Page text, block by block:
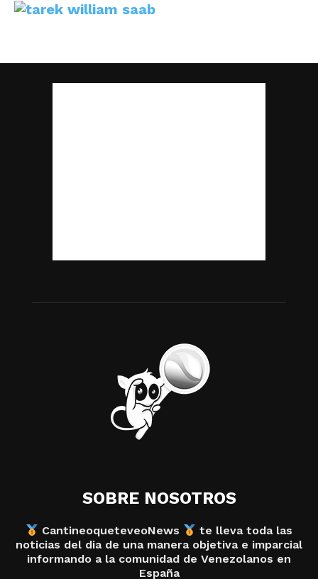
SOBRE NOSOTROS
CantineoqueteveoNews
te lleva toda las
noticias del dia de una manera objetiva e imparcial
informando a la comunidad de Venezolanos en
España